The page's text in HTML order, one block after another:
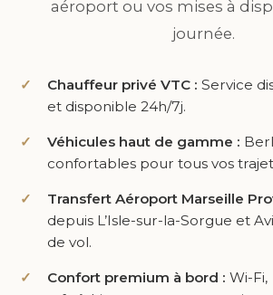
aéroport ou vos mises à
journée.
Chauffeur privé VTC : Service
et disponible 24h/7j.
Véhicules haut de gamme :
confortables pour tous vos
Transfert Aéroport Marseille
depuis L’Isle-sur-la-Sorgue et
de vol.
Confort premium à bord : Wi-Fi,